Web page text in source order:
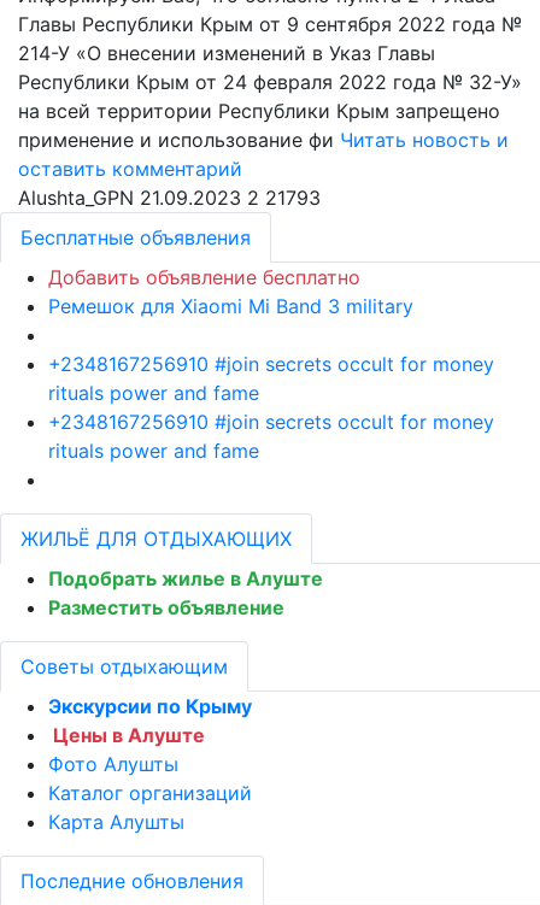
Главы Республики Крым от 9 сентября 2022 года №
214-У «О внесении изменений в Указ Главы
Республики Крым от 24 февраля 2022 года № 32-У»
на всей территории Республики Крым запрещено
применение и использование фи Читать новость и
оставить комментарий
Alushta_GPN 21.09.2023 2 21793
Бесплатные объявления
Добавить объявление бесплатно
Ремешок для Xiaomi Mi Band 3 military
+2348167256910 #join secrets occult for money
rituals power and fame
+2348167256910 #join secrets occult for money
rituals power and fame
ЖИЛЬЁ ДЛЯ ОТДЫХАЮЩИХ
Подобрать жилье в Алуште
Разместить объявление
Советы отдыхающим
Экскурсии по Крыму
Цены в Алуште
Фото Алушты
Каталог организаций
Карта Алушты
Последние обновления